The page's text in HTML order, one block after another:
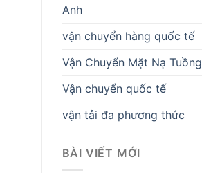
Anh
vận chuyển hàng quốc tế
Vận Chuyển Mặt Nạ Tuồng
Vận chuyển quốc tế
vận tải đa phương thức
BÀI VIẾT MỚI